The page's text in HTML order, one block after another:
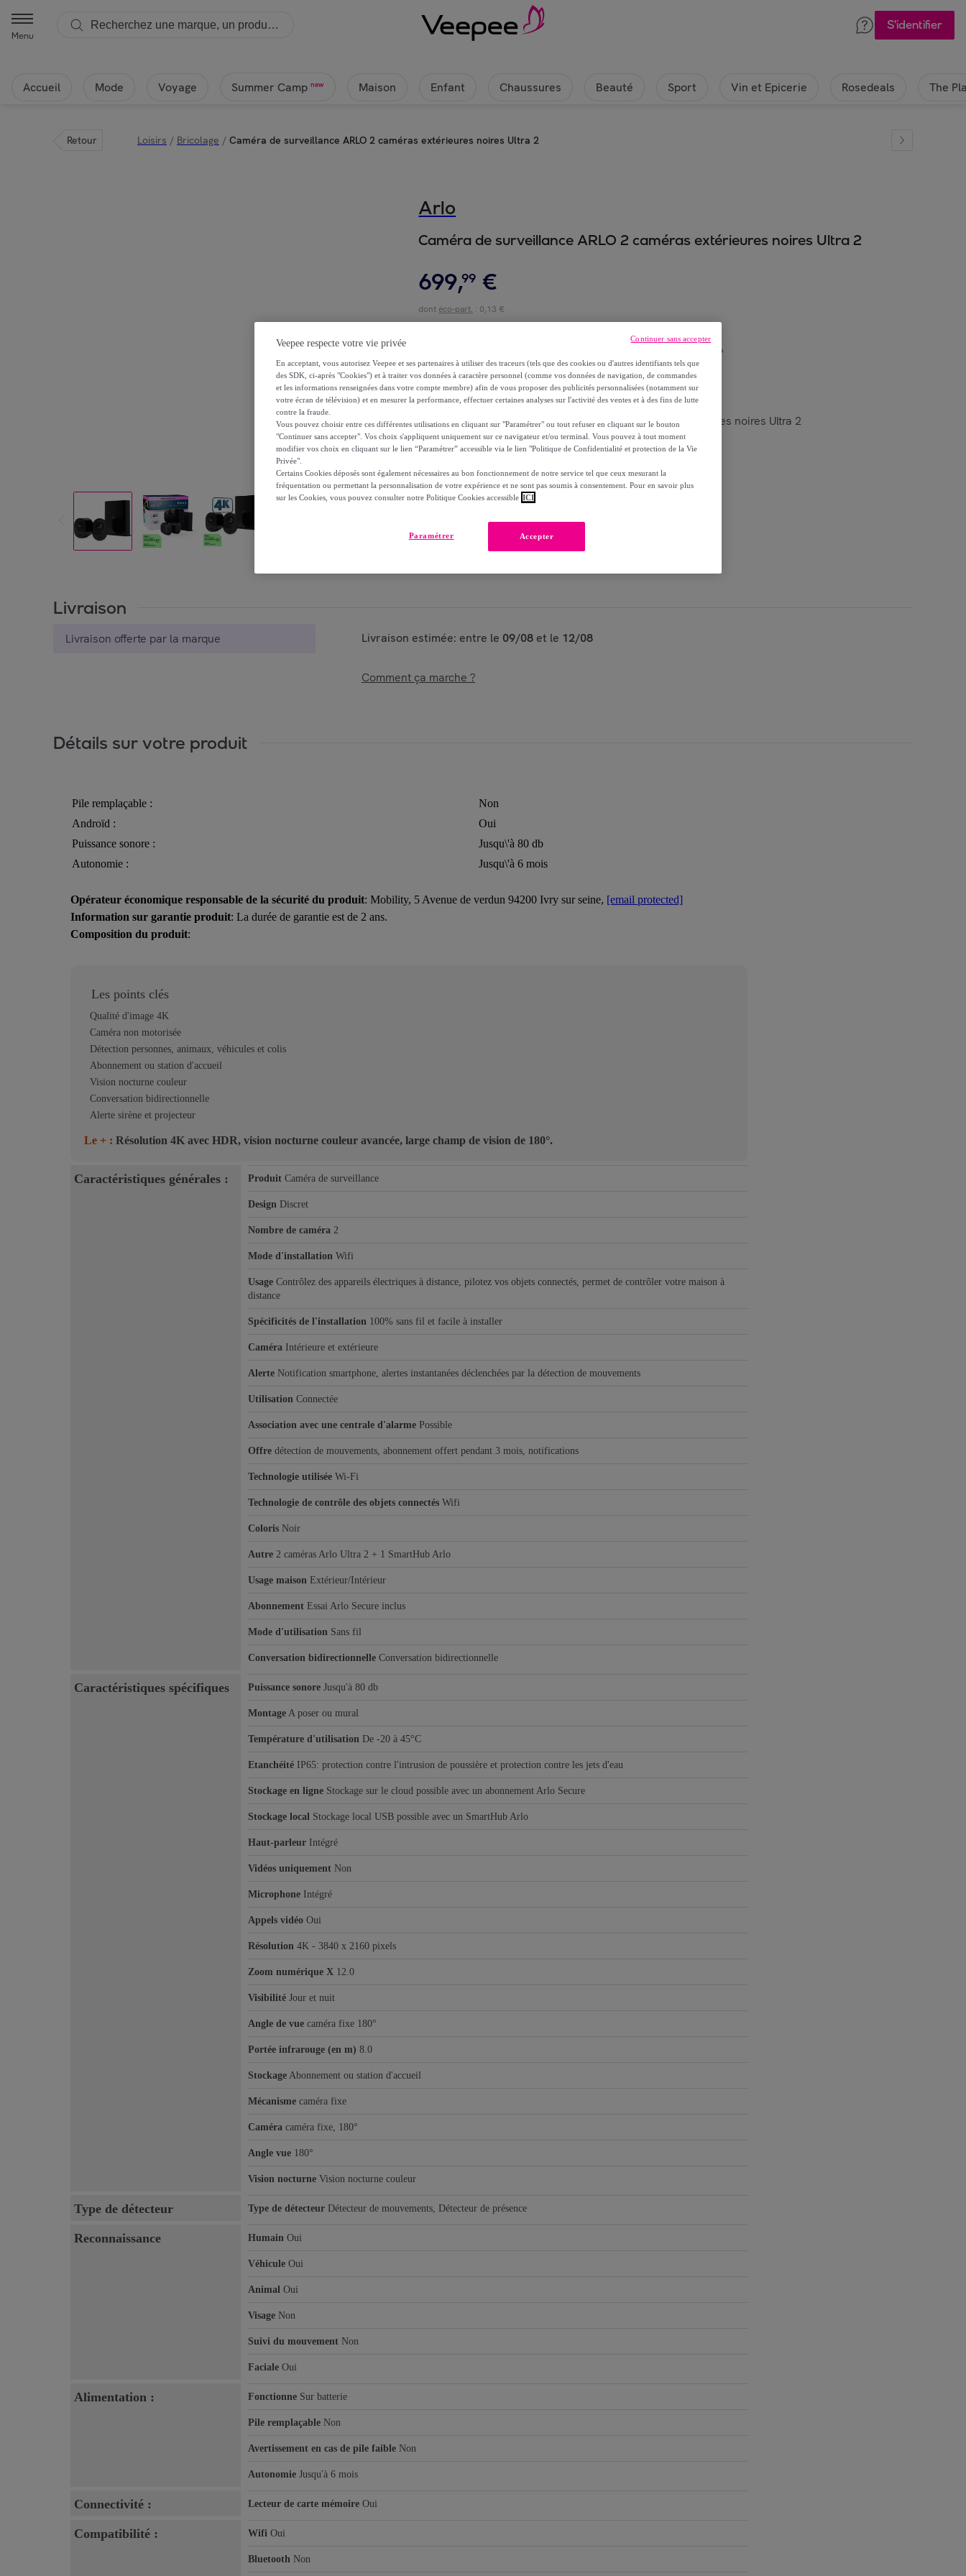
Menu
S'identifier
Accueil Mode Voyage Summer Camp new Maison Enfant Chaussures Beauté Sport Vin et Epicerie Rosedeals The
Retour Loisirs / Bricolage / Caméra de surveillance ARLO 2 caméras extérieures noires Ultra 2
Arlo
Caméra de surveillance ARLO 2 caméras extérieures noires Ultra 2
699,99 €
dont éco-part. : 0,13 €
voir les conditions.
Modèle : Caméra de surveillance ARLO 2 caméras extérieures noires Ultra 2
1 Ajouter au panier
Vendu parBOULANGER
Partager cet article
Livraison
Livraison offerte par la marque Livraison estimée: entre le 09/08 et le 12/08
Comment ça marche ?
Détails sur votre produit
Pile remplaçable :
Non
Androïd :
Oui
Puissance sonore :
Jusqu\'à 80 db
Autonomie :
Jusqu\'à 6 mois
Opérateur économique responsable de la sécurité du produit: Mobility, 5 Avenue de verdun 94200 Ivry sur seine, [email protected]
Information sur garantie produit: La durée de garantie est de 2 ans.
Composition du produit:
Les points clés
Qualité d'image 4K
Caméra non motorisée
Détection personnes, animaux, véhicules et colis
Abonnement ou station d'accueil
Vision nocturne couleur
Conversation bidirectionnelle
Alerte sirène et projecteur
Le + : Résolution 4K avec HDR, vision nocturne couleur avancée, large champ de vision de 180°.
Caractéristiques générales : Produit Caméra de surveillance
Design Discret
Nombre de caméra 2
Mode d'installation Wifi
Usage Contrôlez des appareils électriques à distance, pilotez vos objets connectés, permet de contrôler votre maison à
distance
Spécificités de l'installation 100% sans fil et facile à installer
Caméra Intérieure et extérieure
Alerte Notification smartphone, alertes instantanées déclenchées par la détection de mouvements
Utilisation Connectée
Association avec une centrale d'alarme Possible
Offre détection de mouvements, abonnement offert pendant 3 mois, notifications
Technologie utilisée Wi-Fi
Technologie de contrôle des objets connectés Wifi
Coloris Noir
Autre 2 caméras Arlo Ultra 2 + 1 SmartHub Arlo
Usage maison Extérieur/Intérieur
Abonnement Essai Arlo Secure inclus
Mode d'utilisation Sans fil
Conversation bidirectionnelle Conversation bidirectionnelle
Caractéristiques spécifiques Puissance sonore Jusqu'à 80 db
Montage A poser ou mural
Température d'utilisation De -20 à 45°C
Etanchéité IP65: protection contre l'intrusion de poussière et protection contre les jets d'eau
Stockage en ligne Stockage sur le cloud possible avec un abonnement Arlo Secure
Stockage local Stockage local USB possible avec un SmartHub Arlo
Haut-parleur Intégré
Vidéos uniquement Non
Microphone Intégré
Appels vidéo Oui
Résolution 4K - 3840 x 2160 pixels
Zoom numérique X 12.0
Visibilité Jour et nuit
Angle de vue caméra fixe 180°
Portée infrarouge (en m) 8.0
Stockage Abonnement ou station d'accueil
Mécanisme caméra fixe
Caméra caméra fixe, 180°
Angle vue 180°
Vision nocturne Vision nocturne couleur
Type de détecteur Type de détecteur Détecteur de mouvements, Détecteur de présence
Reconnaissance Humain Oui
Véhicule Oui
Animal Oui
Visage Non
Suivi du mouvement Non
Faciale Oui
Alimentation : Fonctionne Sur batterie
Pile remplaçable Non
Avertissement en cas de pile faible Non
Autonomie Jusqu'à 6 mois
Connectivité : Lecteur de carte mémoire Oui
Compatibilité : Wifi Oui
Bluetooth Non
Veepee respecte votre vie privée
En acceptant, vous autorisez Veepee et ses partenaires à utiliser des traceurs (tels que des cookies ou d'autres identifiants tels que
des SDK, ci-après "Cookies") et à traiter vos données à caractère personnel (comme vos données de navigation, de commandes
et les informations renseignées dans votre compte membre) afin de vous proposer des publicités personnalisées (notamment sur
votre écran de télévision) et en mesurer la performance, effectuer certaines analyses sur l'activité des ventes et à des fins de lutte
contre la fraude.
Vous pouvez choisir entre ces différentes utilisations en cliquant sur "Paramétrer" ou tout refuser en cliquant sur le bouton
"Continuer sans accepter". Vos choix s'appliquent uniquement sur ce navigateur et/ou terminal. Vous pouvez à tout moment
modifier vos choix en cliquant sur le lien “Paramétrer” accessible via le lien "Politique de Confidentialité et protection de la Vie
Privée".
Certains Cookies déposés sont également nécessaires au bon fonctionnement de notre service tel que ceux mesurant la
fréquentation ou permettant la personnalisation de votre expérience et ne sont pas soumis à consentement. Pour en savoir plus
sur les Cookies, vous pouvez consulter notre Politique Cookies accessible ICI
Accepter
Paramétrer
Continuer sans accepter